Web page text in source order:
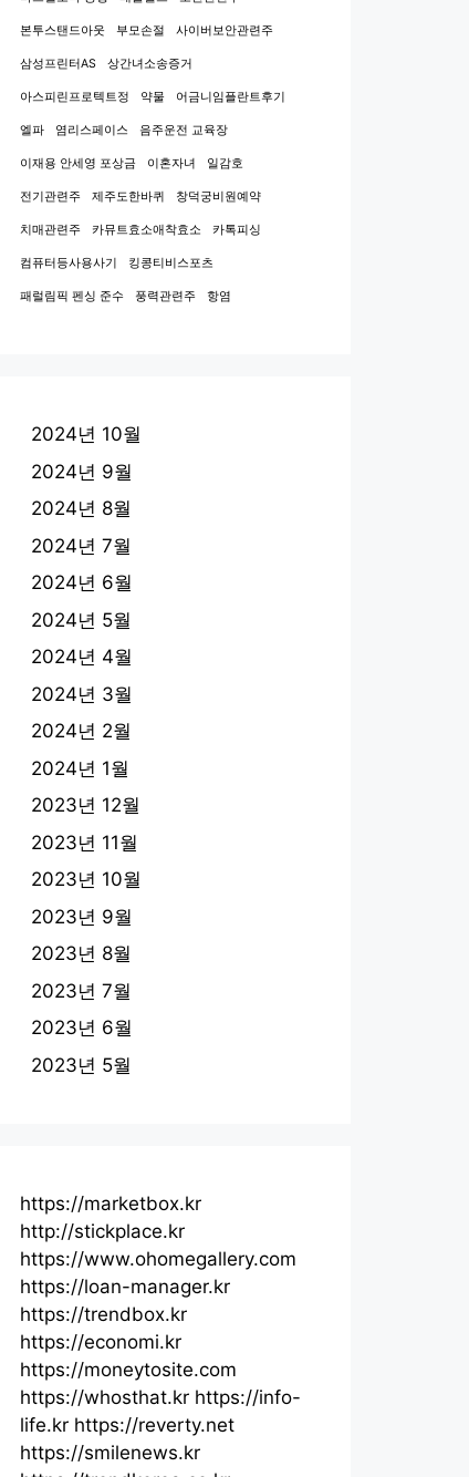
본투스탠드아웃 부모손절 사이버보안관련주
삼성프린터AS 상간녀소송증거
아스피린프로텍트정 약물 어금니임플란트후기
엘파 염리스페이스 음주운전 교육장
이재용 안세영 포상금 이혼자녀 일감호
전기관련주 제주도한바퀴 창덕궁비원예약
치매관련주 카뮤트효소애착효소 카톡피싱
컴퓨터등사용사기 킹콩티비스포츠
패럴림픽 펜싱 준수 풍력관련주 항염
2024년 10월
2024년 9월
2024년 8월
2024년 7월
2024년 6월
2024년 5월
2024년 4월
2024년 3월
2024년 2월
2024년 1월
2023년 12월
2023년 11월
2023년 10월
2023년 9월
2023년 8월
2023년 7월
2023년 6월
2023년 5월
https://marketbox.kr
http://stickplace.kr
https://www.ohomegallery.com
https://loan-manager.kr
https://trendbox.kr
https://economi.kr
https://moneytosite.com
https://whosthat.kr https://info-
life.kr https://reverty.net
https://smilenews.kr